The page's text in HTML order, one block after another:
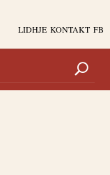
LIDHJE KONTAKT FB